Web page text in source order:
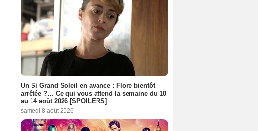
Un Si Grand Soleil en avance : Flore bientôt
arrêtée ?… Ce qui vous attend la semaine du 10
au 14 août 2026 [SPOILERS]
samedi 8 août 2026